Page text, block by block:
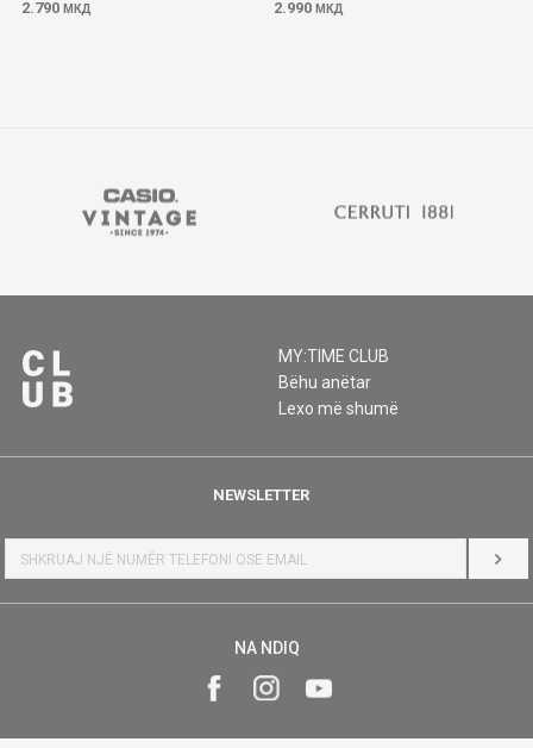
2.790 МКД 2.990 МКД
MY:TIME CLUB
Bëhu anëtar
Lexo më shumë
NEWSLETTER
HYR
NA NDIQ